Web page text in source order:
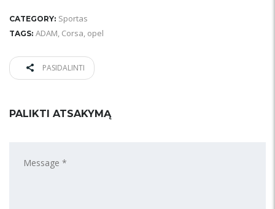
CATEGORY: Sportas
TAGS: ADAM, Corsa, opel
PASIDALINTI
PALIKTI ATSAKYMĄ